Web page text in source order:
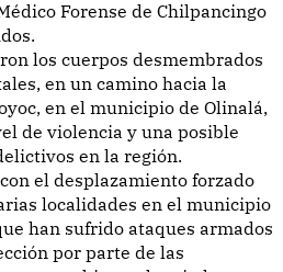
Forense de Chilpancingo
los cuerpos desmembrados
en un camino hacia la
en el municipio de Olinalá,
de violencia y una posible
en la región.
el desplazamiento forzado
localidades en el municipio
han sufrido ataques armados
por parte de las